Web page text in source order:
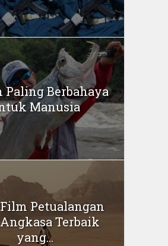
Paling Berbahaya
Manusia
Petualangan
Terbaik
yang...